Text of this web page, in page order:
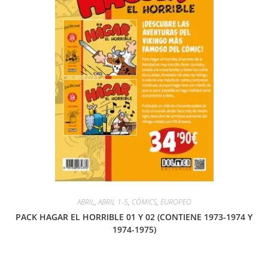
ABRIL,ABRIL 1-5, CÓMICS, EUROPEO
PACK HAGAR EL HORRIBLE 01 Y 02 (CONTIENE 1973-1974 Y
1974-1975)